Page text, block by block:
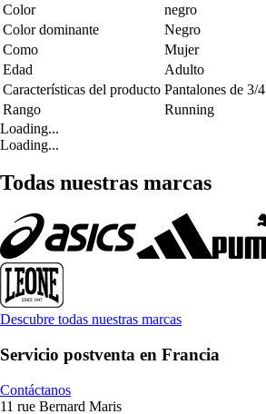
Color
negro
Color dominante
Negro
Como
Mujer
Edad
Adulto
Características del producto Pantalones de 3/4
Rango
Running
Loading...
Loading...
Todas nuestras marcas
Descubre todas nuestras marcas
Servicio postventa en Francia
Contáctanos
11 rue Bernard Maris